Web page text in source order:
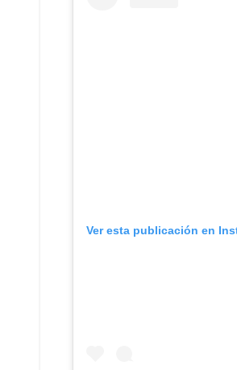
Ver esta publicación en